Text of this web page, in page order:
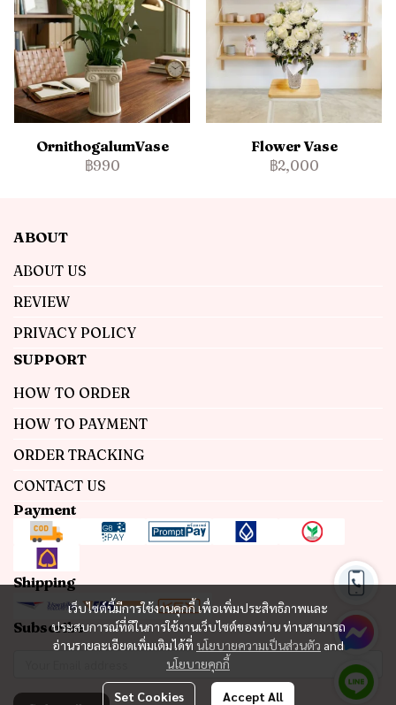
OrnithogalumVase
฿990
Flower Vase
฿2,000
เว็บไซต์นี้มีการใช้งานคุกกี้ เพื่อเพิ่มประสิทธิภาพและ
ประสบการณ์ที่ดีในการใช้งานเว็บไซต์ของท่าน ท่านสามารถ
อ่านรายละเอียดเพิ่มเติมได้ที่ นโยบายความเป็นส่วนตัว and
นโยบายคุกกี้
Set Cookies Accept All
ABOUT
ABOUT US
REVIEW
PRIVACY POLICY
SUPPORT
HOW TO ORDER
HOW TO PAYMENT
ORDER TRACKING
CONTACT US
Payment
Shipping
Subscribe